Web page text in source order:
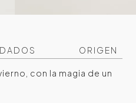
ORIGEN
con la magia de un